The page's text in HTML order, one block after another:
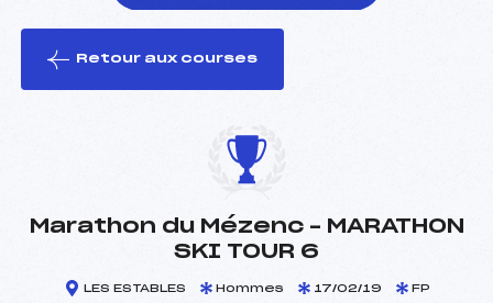
le ski
Retour aux courses
Marathon du Mézenc – MARATHON
SKI TOUR 6
LES ESTABLES Hommes 17/02/19 FP